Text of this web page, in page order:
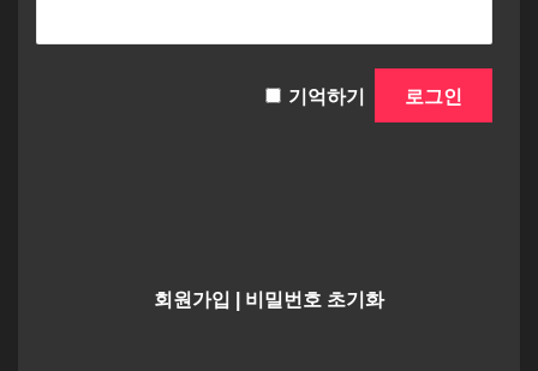
기억하기
회원가입 비밀번호 초기화